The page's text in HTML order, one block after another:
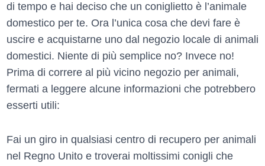
di tempo e hai deciso che un coniglietto è l’animale
domestico per te. Ora l’unica cosa che devi fare è
uscire e acquistarne uno dal negozio locale di animali
domestici. Niente di più semplice no? Invece no!
Prima di correre al più vicino negozio per animali,
fermati a leggere alcune informazioni che potrebbero
esserti utili:
Fai un giro in qualsiasi centro di recupero per animali
nel Regno Unito e troverai moltissimi conigli che